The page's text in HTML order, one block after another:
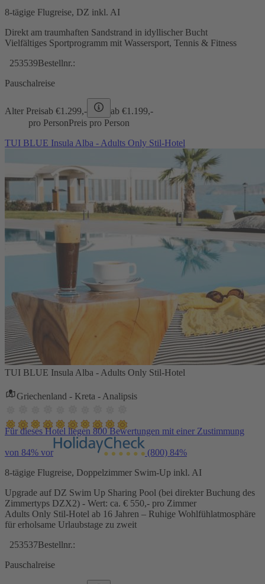
8-tägige Flugreise, DZ inkl. AI
Direkt am traumhaften Sandstrand in idyllischer Bucht
Vielfältiges Sportprogramm mit Wassersport, Tennis & Fitness
253539Bestellnr.:
Pauschalreise
Alter Preisab €1.299,- ab €1.199,-
pro PersonPreis pro Person
TUI BLUE Insula Alba - Adults Only Stil-Hotel
TUI BLUE Insula Alba - Adults Only Stil-Hotel
Griechenland - Kreta - Analipsis
Für dieses Hotel liegen 800 Bewertungen mit einer Zustimmung
von 84% vor (800) 84%
8-tägige Flugreise, Doppelzimmer Swim-Up inkl. AI
Upgrade auf DZ Swim Up Sharing Pool (bei direkter Buchung des
Zimmertyps DZX2) - Wert: ca. € 550,- pro Zimmer
Adults Only Stil-Hotel ab 16 Jahren – Ruhige Wohlfühlatmosphäre
für erholsame Urlaubstage zu zweit
253537Bestellnr.:
Pauschalreise